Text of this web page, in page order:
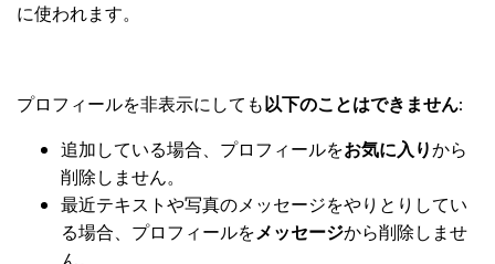
に使われます。
プロフィールを非表示にしても以下のことはできません:
追加している場合、プロフィールをお気に入りから
削除しません。
最近テキストや写真のメッセージをやりとりしてい
る場合、プロフィールをメッセージから削除しませ